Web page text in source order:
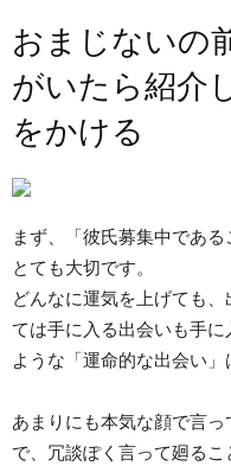
おまじないの
がいたら紹介
をかける
まず、「彼氏募集中であ
とても大切です。
どんなに運気を上げても
ては手に入る出会いも手
ような「運命的な出会い
あまりにも本気な顔で言
で、冗談ぽく言って廻るこ